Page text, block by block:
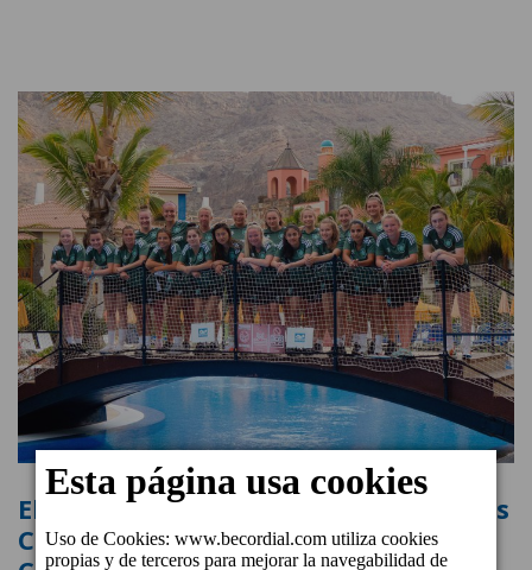
El equipo de fútbol femenino escocés
Celtic F.C. aterriza en la isla de Gran